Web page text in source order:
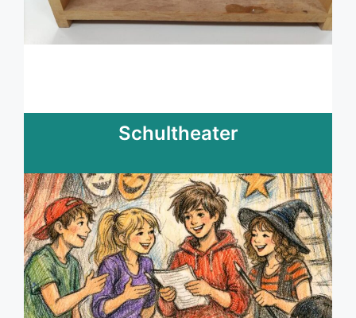
Schultheater